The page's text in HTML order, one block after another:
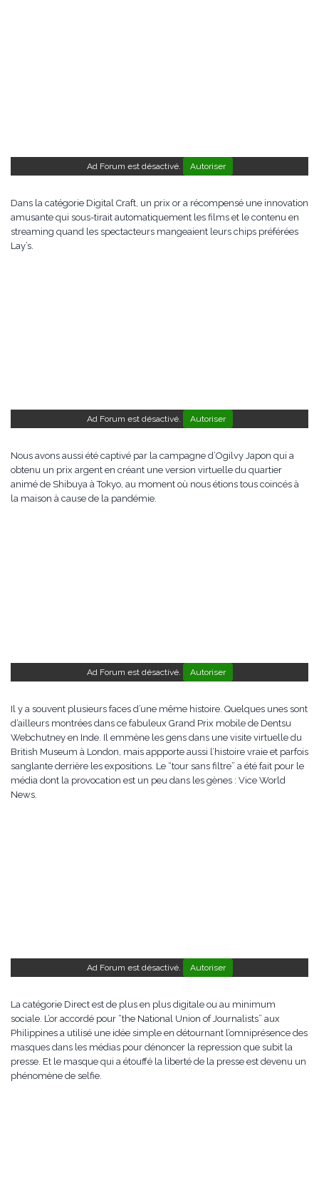
Ad Forum est désactivé. Autoriser
Dans la catégorie Digital Craft, un prix or a récompensé une innovation
amusante qui sous-tirait automatiquement les films et le contenu en
streaming quand les spectacteurs mangeaient leurs chips préférées
Lay’s.
Ad Forum est désactivé. Autoriser
Nous avons aussi été captivé par la campagne d’Ogilvy Japon qui a
obtenu un prix argent en créant une version virtuelle du quartier
animé de Shibuya à Tokyo, au moment où nous étions tous coincés à
la maison à cause de la pandémie.
Ad Forum est désactivé. Autoriser
Il y a souvent plusieurs faces d’une même histoire. Quelques unes sont
d’ailleurs montrées dans ce fabuleux Grand Prix mobile de Dentsu
Webchutney en Inde. Il emmène les gens dans une visite virtuelle du
British Museum à London, mais appporte aussi l’histoire vraie et parfois
sanglante derrière les expositions. Le “tour sans filtre” a été fait pour le
média dont la provocation est un peu dans les gènes : Vice World
News.
Ad Forum est désactivé. Autoriser
La catégorie Direct est de plus en plus digitale ou au minimum
sociale. L’or accordé pour “the National Union of Journalists” aux
Philippines a utilisé une idée simple en détournant l’omniprésence des
masques dans les médias pour dénoncer la repression que subit la
presse. Et le masque qui a étouffé la liberté de la presse est devenu un
phénomène de selfie.